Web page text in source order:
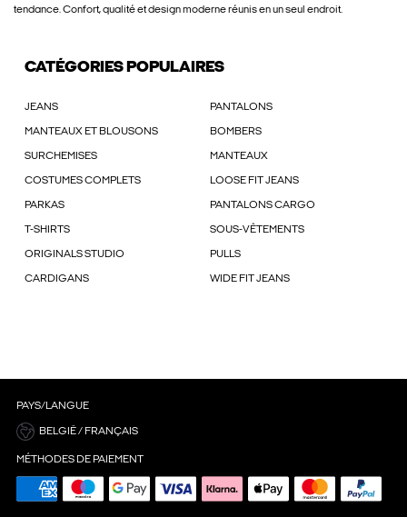
tendance. Confort, qualité et design moderne réunis en un seul endroit.
CATÉGORIES POPULAIRES
JEANS PANTALONS
MANTEAUX ET BLOUSONS BOMBERS
SURCHEMISES MANTEAUX
COSTUMES COMPLETS LOOSE FIT JEANS
PARKAS PANTALONS CARGO
T-SHIRTS SOUS-VÊTEMENTS
ORIGINALS STUDIO PULLS
CARDIGANS WIDE FIT JEANS
PAYS/LANGUE
BELGIË / FRANÇAIS
MÉTHODES DE PAIEMENT